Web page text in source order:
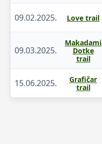
09.02.2025. Love trail
09.03.2025.
Makadami
Dotke
trail
15.06.2025.
Grafičar
trail